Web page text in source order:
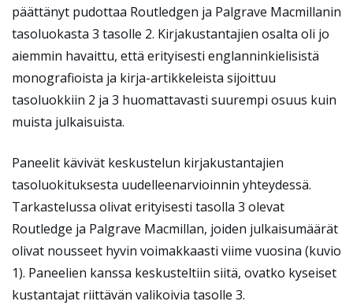
päättänyt pudottaa Routledgen ja Palgrave Macmillanin
tasoluokasta 3 tasolle 2. Kirjakustantajien osalta oli jo
aiemmin havaittu, että erityisesti englanninkielisistä
monografioista ja kirja-artikkeleista sijoittuu
tasoluokkiin 2 ja 3 huomattavasti suurempi osuus kuin
muista julkaisuista.
Paneelit kävivät keskustelun kirjakustantajien
tasoluokituksesta uudelleenarvioinnin yhteydessä.
Tarkastelussa olivat erityisesti tasolla 3 olevat
Routledge ja Palgrave Macmillan, joiden julkaisumäärät
olivat nousseet hyvin voimakkaasti viime vuosina (kuvio
1). Paneelien kanssa keskusteltiin siitä, ovatko kyseiset
kustantajat riittävän valikoivia tasolle 3.